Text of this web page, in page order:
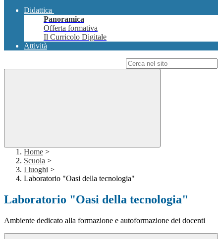
Didattica
Panoramica
Offerta formativa
Il Curricolo Digitale
Attività
Home >
Scuola >
I luoghi >
Laboratorio "Oasi della tecnologia"
Laboratorio "Oasi della tecnologia"
Ambiente dedicato alla formazione e autoformazione dei docenti